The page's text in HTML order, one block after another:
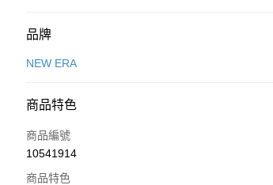
付款方式
信用卡一次付款
合作金庫商業銀行
華南商業銀行
上海商業儲蓄銀行
LINE Pay
Apple Pay
品牌
NEW ERA
商品特色
商品編號
10541914
商品特色